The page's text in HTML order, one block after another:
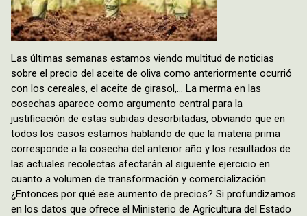
Las últimas semanas estamos viendo multitud de noticias
sobre el precio del aceite de oliva como anteriormente ocurrió
con los cereales, el aceite de girasol,… La merma en las
cosechas aparece como argumento central para la
justificación de estas subidas desorbitadas, obviando que en
todos los casos estamos hablando de que la materia prima
corresponde a la cosecha del anterior año y los resultados de
las actuales recolectas afectarán al siguiente ejercicio en
cuanto a volumen de transformación y comercialización.
¿Entonces por qué ese aumento de precios? Si profundizamos
en los datos que ofrece el Ministerio de Agricultura del Estado